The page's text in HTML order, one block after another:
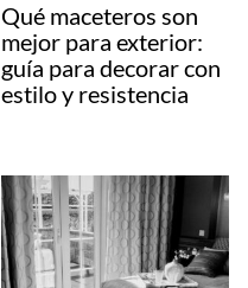
Qué maceteros son
mejor para exterior:
guía para decorar con
estilo y resistencia